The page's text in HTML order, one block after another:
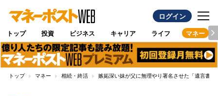
ログイン
トップ 投資 ビジネス キャリア ライフ マネー
トップ マネー 相続・終活 嫉妬深い妹が父に無理やり署名させた「遺言書」